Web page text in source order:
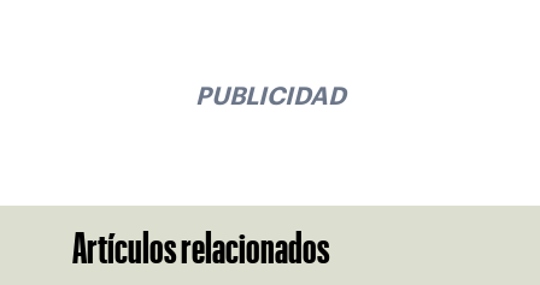
PUBLICIDAD
Artículos relacionados